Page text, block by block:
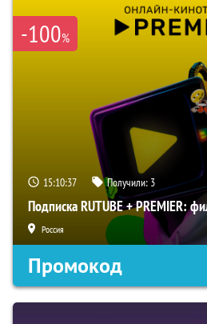
-100%
15:10:37 Получили: 3
Подписка RUTUBE + PREMIER:
Россия
Промокод